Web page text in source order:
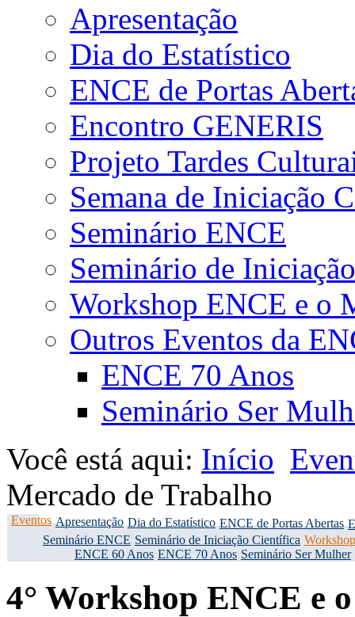
Apresentação
Dia do Estatístico
ENCE de Portas
Encontro GENERIS
Projeto Tardes
Semana de Iniciação
Seminário ENCE
Seminário de
Workshop ENCE e o
Outros Eventos da
ENCE 70 Anos
Seminário Ser
Você está aqui: Início
Mercado de Trabalho
Eventos Apresentação Dia do Estatístico ENCE de Portas Abertas
Seminário ENCE Seminário de Iniciação Científica
ENCE 60 Anos ENCE 70 Anos Seminário Ser Mulher
4° Workshop ENCE e